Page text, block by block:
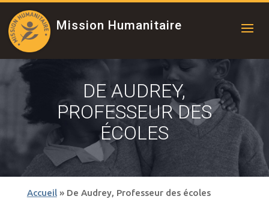
Mission Humanitaire
DE AUDREY,
PROFESSEUR DES
ÉCOLES
Accueil» De Audrey, Professeur des écoles